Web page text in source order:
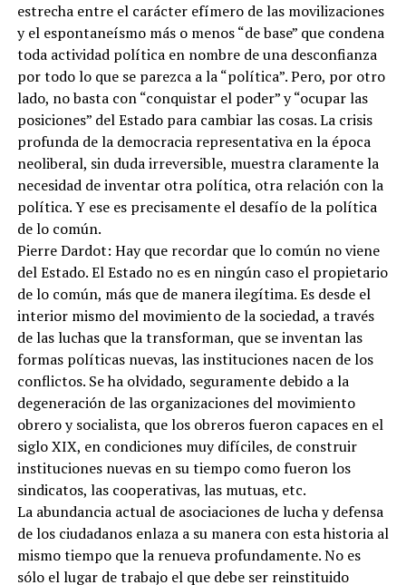
estrecha entre el carácter efímero de las movilizaciones
y el espontaneísmo más o menos “de base” que condena
toda actividad política en nombre de una desconfianza
por todo lo que se parezca a la “política”. Pero, por otro
lado, no basta con “conquistar el poder” y “ocupar las
posiciones” del Estado para cambiar las cosas. La crisis
profunda de la democracia representativa en la época
neoliberal, sin duda irreversible, muestra claramente la
necesidad de inventar otra política, otra relación con la
política. Y ese es precisamente el desafío de la política
de lo común.
Pierre Dardot: Hay que recordar que lo común no viene
del Estado. El Estado no es en ningún caso el propietario
de lo común, más que de manera ilegítima. Es desde el
interior mismo del movimiento de la sociedad, a través
de las luchas que la transforman, que se inventan las
formas políticas nuevas, las instituciones nacen de los
conflictos. Se ha olvidado, seguramente debido a la
degeneración de las organizaciones del movimiento
obrero y socialista, que los obreros fueron capaces en el
siglo XIX, en condiciones muy difíciles, de construir
instituciones nuevas en su tiempo como fueron los
sindicatos, las cooperativas, las mutuas, etc.
La abundancia actual de asociaciones de lucha y defensa
de los ciudadanos enlaza a su manera con esta historia al
mismo tiempo que la renueva profundamente. No es
sólo el lugar de trabajo el que debe ser reinstituido